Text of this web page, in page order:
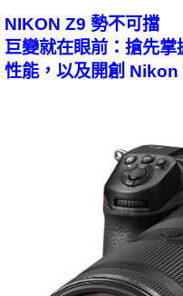
NIKON Z9 勢不可擋
巨變就在眼前：搶先
性能，以及開創